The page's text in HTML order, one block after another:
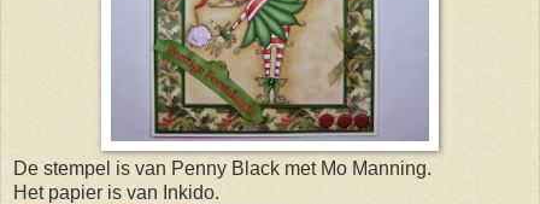
De stempel is van Penny Black met Mo Manning.
Het papier is van Inkido.